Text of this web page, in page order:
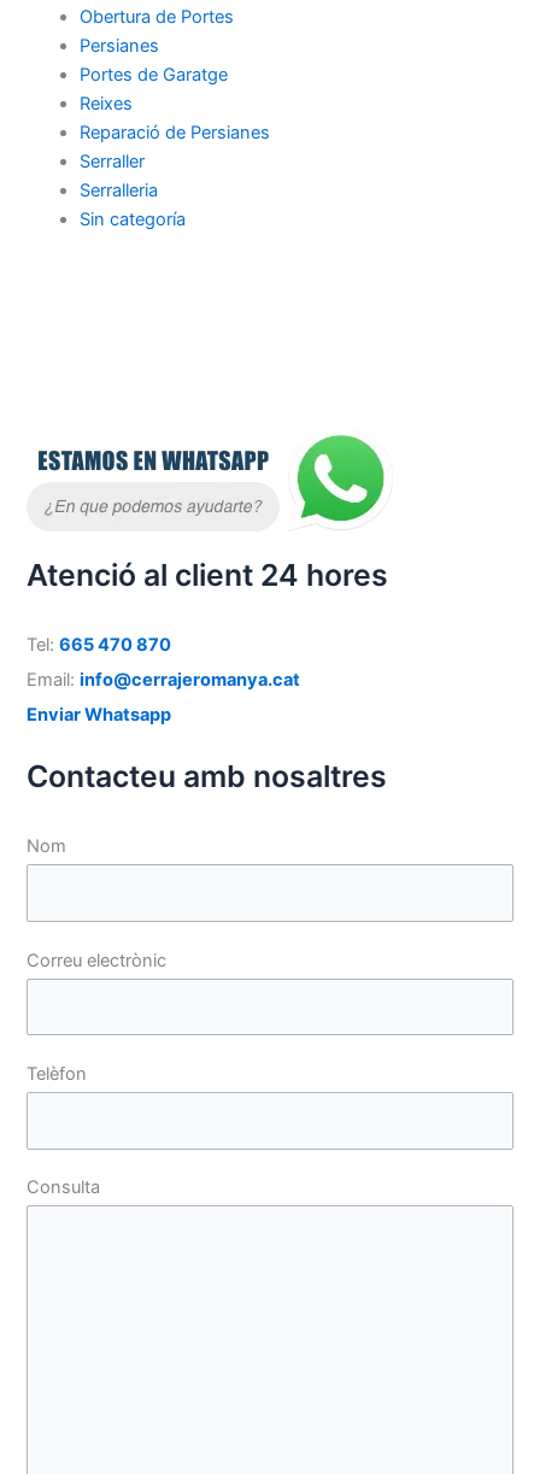
Obertura de Portes
Persianes
Portes de Garatge
Reixes
Reparació de Persianes
Serraller
Serralleria
Sin categoría
Atenció al client 24 hores
Tel:665 470 870
Email:info@cerrajeromanya.cat
Enviar Whatsapp
Contacteu amb nosaltres
Nom
Correu electrònic
Telèfon
Consulta